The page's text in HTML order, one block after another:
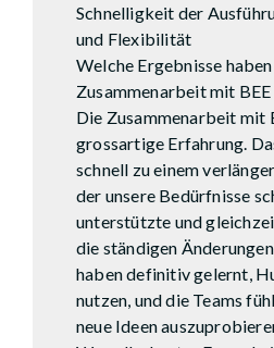
Schnelligkeit der
und Flexibilität
Welche Ergebnisse
Zusammenarbeit mit
Die Zusammenarbeit mit
grossartige Erfahrung.
schnell zu einem
der unsere Bedürfnisse
unterstützte und
die ständigen
haben definitiv gelernt,
nutzen, und die Teams
neue Ideen